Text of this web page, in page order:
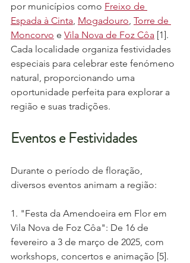
por municípios como Freixo de
Espada à Cinta, Mogadouro, Torre de
Moncorvo e Vila Nova de Foz Côa [1].
Cada localidade organiza festividades
especiais para celebrar este fenómeno
natural, proporcionando uma
oportunidade perfeita para explorar a
região e suas tradições.
Eventos e Festividades
Durante o período de floração,
diversos eventos animam a região:
1. "Festa da Amendoeira em Flor em
Vila Nova de Foz Côa": De 16 de
fevereiro a 3 de março de 2025, com
workshops, concertos e animação [5].